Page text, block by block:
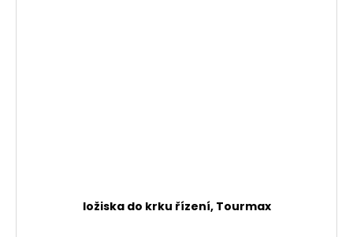
ložiska do krku řízení, Tourmax